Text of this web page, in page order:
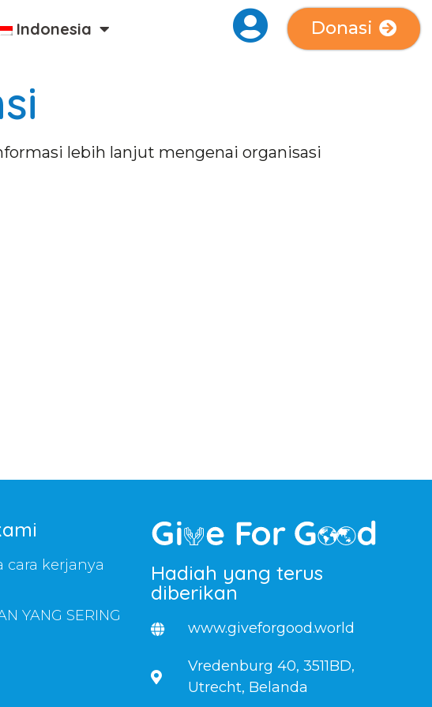
Indonesia Donasi
lebih lanjut mengenai organisasi
cara kerjanya
YANG SERING
Hadiah yang terus
diberikan
www.giveforgood.world
Vredenburg 40, 3511BD,
Utrecht, Belanda